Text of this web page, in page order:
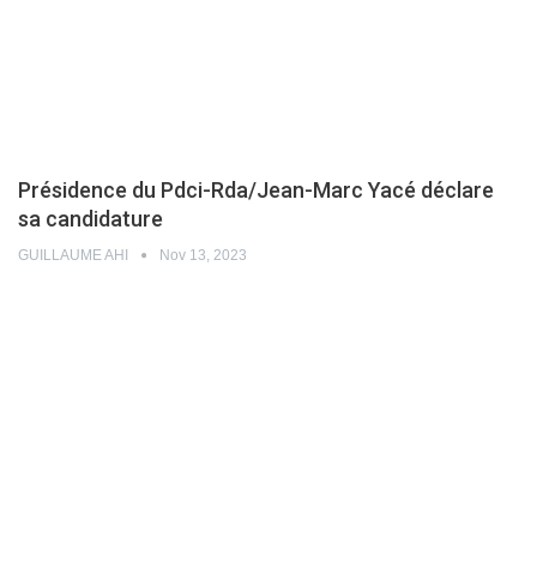
Présidence du Pdci-Rda/Jean-Marc Yacé déclare
sa candidature
GUILLAUME AHI Nov 13, 2023